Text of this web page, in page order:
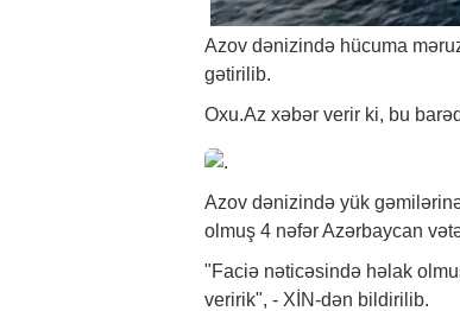
Azov dənizində hücuma
gətirilib.
Oxu.Az xəbər verir ki, bu
Azov dənizində yük
olmuş 4 nəfər Azərbaycan
"Faciə nəticəsində həlak
veririk", - XİN-dən bildirilib.